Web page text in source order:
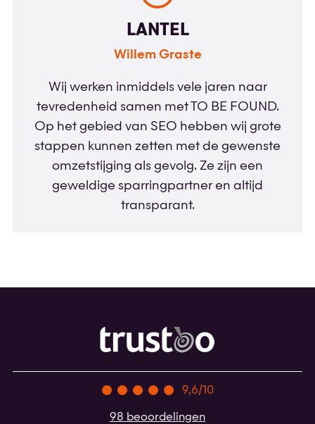
LANTEL
Willem Graste
Wij werken inmiddels vele jaren naar
tevredenheid samen met TO BE FOUND.
Op het gebied van SEO hebben wij grote
stappen kunnen zetten met de gewenste
omzetstijging als gevolg. Ze zijn een
geweldige sparringpartner en altijd
transparant.
9,6/10
98 beoordelingen